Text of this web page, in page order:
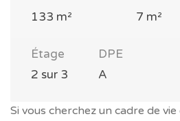
133 m²
7 m²
Étage
2 sur 3
DPE
A
Si vous cherchez un cadre de